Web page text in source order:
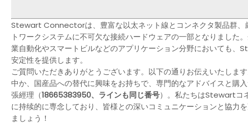
Stewart Connectorは、豊富な以太ネット線とコンネクタ製品群、
トワークシステムに不可欠な接続ハードウェアの一部となりました
業自動化やスマートビルなどのアプリケーション分野においても
安定性を提供します。
ご質問いただきありがとうございます。以下の通りお伝えいたし
中か、国産品への替代に興味をお持ちで、専門的なアドバイスと購
張經理（18665383950、ラインも同じ番号）。私たちはStewartコ
に持续的に専念しており、皆様との深いコミュニケーションと協力
ましょう！